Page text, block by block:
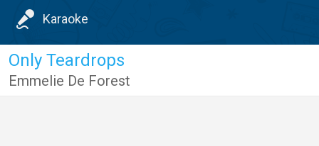
Karaoke
Only Teardrops
Emmelie De Forest